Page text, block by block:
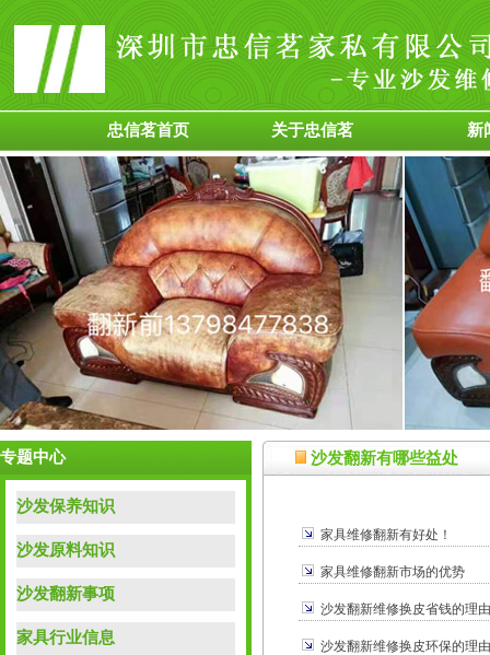
忠信茗首页 关于忠信茗 新
专题中心
沙发保养知识
沙发原料知识
沙发翻新事项
家具行业信息
沙发翻新有哪些益处
家具维修翻新有好处！
家具维修翻新市场的优势
沙发翻新维修换皮省钱的理由
沙发翻新维修换皮环保的理由